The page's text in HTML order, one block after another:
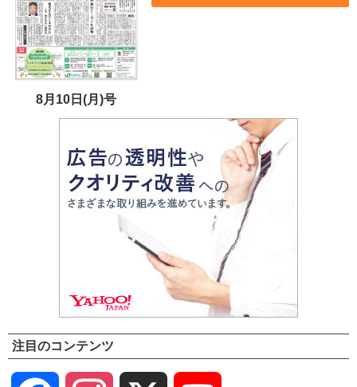
8月10日(月)号
注目のコンテンツ